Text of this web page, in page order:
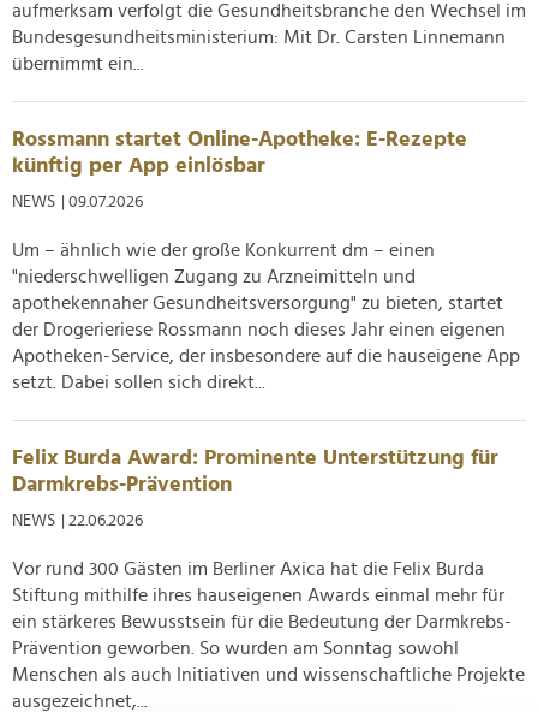
aufmerksam verfolgt die Gesundheitsbranche den Wechsel im
Bundesgesundheitsministerium: Mit Dr. Carsten Linnemann
übernimmt ein...
Rossmann startet Online-Apotheke: E-Rezepte
künftig per App einlösbar
NEWS | 09.07.2026
Um – ähnlich wie der große Konkurrent dm – einen
"niederschwelligen Zugang zu Arzneimitteln und
apothekennaher Gesundheitsversorgung" zu bieten, startet
der Drogerieriese Rossmann noch dieses Jahr einen eigenen
Apotheken-Service, der insbesondere auf die hauseigene App
setzt. Dabei sollen sich direkt...
Felix Burda Award: Prominente Unterstützung für
Darmkrebs-Prävention
NEWS | 22.06.2026
Vor rund 300 Gästen im Berliner Axica hat die Felix Burda
Stiftung mithilfe ihres hauseigenen Awards einmal mehr für
ein stärkeres Bewusstsein für die Bedeutung der Darmkrebs-
Prävention geworben. So wurden am Sonntag sowohl
Menschen als auch Initiativen und wissenschaftliche Projekte
ausgezeichnet,...